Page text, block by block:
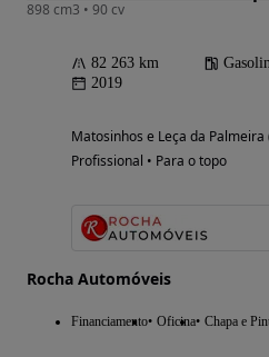
898 cm3 • 90 cv
82 263 km
2019
Matosinhos e Leça da Palmeira
Profissional • Para o topo
Rocha Automóveis
Financiamento Oficina Chapa e